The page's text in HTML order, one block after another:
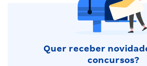
Quer receber
concursos?